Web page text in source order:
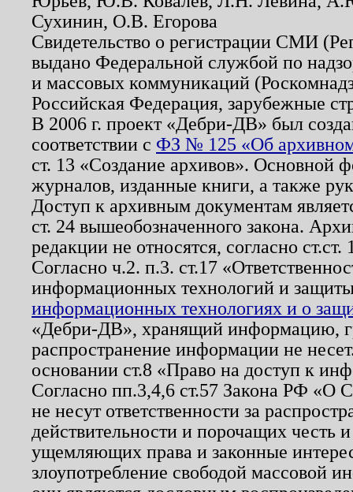
Сухинин, О.В. Егорова
Свидетельство о регистрации СМИ
выдано Федеральной службой по
и массовых коммуникаций
Российская Федерация, зарубежные
В 2006 г. проект «Дебри-ДВ» был
соответствии с ФЗ № 125 «Об
ст. 13 «Создание архивов». Основной
журналов, изданные книги, а также
Доступ к архивным документам
ст. 24 вышеобозначенного закона.
редакции не относятся, согласно
Согласно ч.2. п.3. ст.17
информационных технологий и
информационных технологиях и о
«Дебри-ДВ», хранящий информацию,
распространение информации не
основании ст.8 «Право на доступ к
Согласно пп.3,4,6 ст.57 Закона РФ «О
не несут ответственности за
действительности и порочащих честь
ущемляющих права и законные
злоупотребление свободой массовой